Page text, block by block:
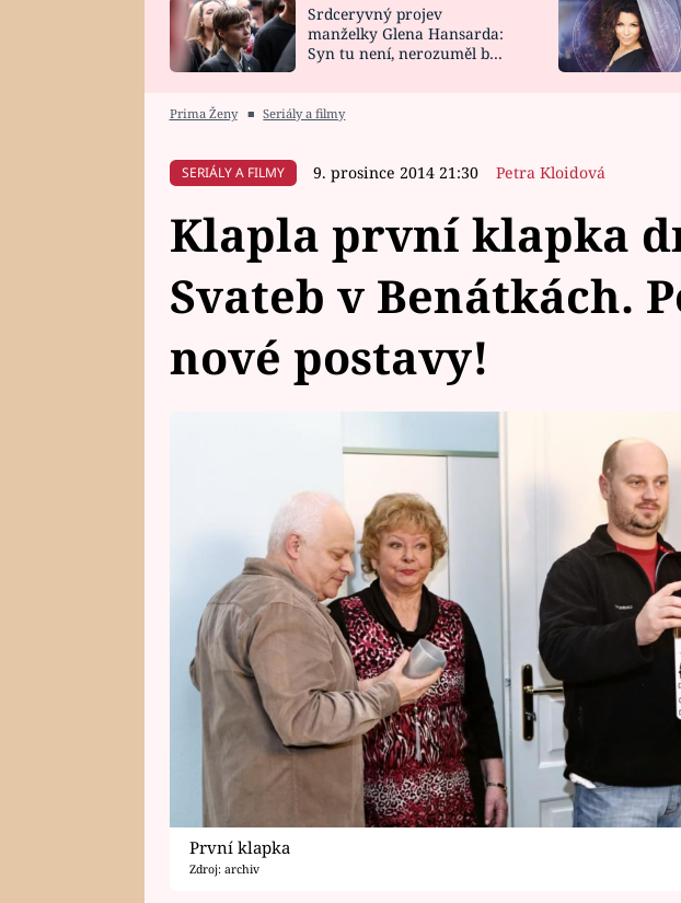
HOROSKOP NA
CELEBRITY
VAŘENÍ
Srdceryvný projev
manželky Glena Hansarda:
Syn tu není, nerozuměl by
Prima Ženy ■ Seriály a filmy
SERIÁLY A FILMY 9. prosince 2014 21:30 Petra Kloidová
Klapla první klapka
Svateb v Benátkách.
nové postavy!
První klapka
Zdroj: archiv